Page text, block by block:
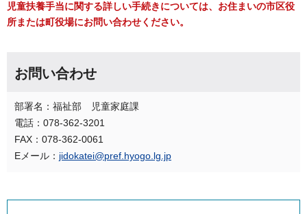
児童扶養手当に関する詳しい手続きについては、お住まいの市区役
所または町役場にお問い合わせください。
お問い合わせ
部署名：福祉部 児童家庭課
電話：078-362-3201
FAX：078-362-0061
Eメール： jidokatei@pref.hyogo.lg.jp